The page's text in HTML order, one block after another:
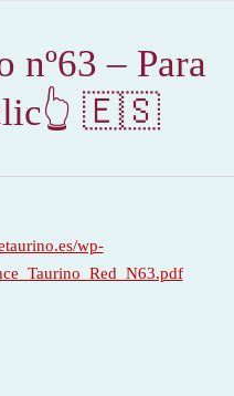
nº63 – Para
🇪🇸
wp-